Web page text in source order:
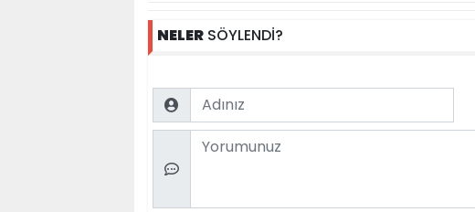
NELER SÖYLENDİ?
Name
Comment